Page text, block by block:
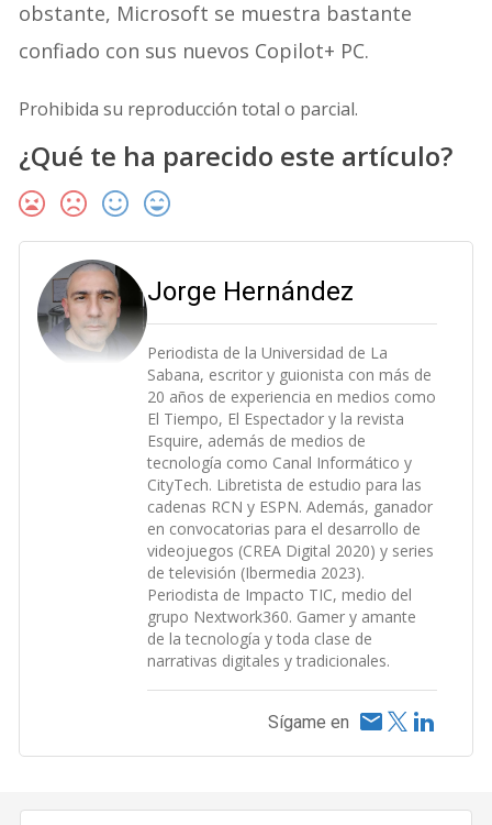
obstante, Microsoft se muestra bastante
confiado con sus nuevos Copilot+ PC.
Prohibida su reproducción total o parcial.
¿Qué te ha parecido este artículo?
Jorge Hernández
Periodista de la Universidad de La
Sabana, escritor y guionista con más de
20 años de experiencia en medios como
El Tiempo, El Espectador y la revista
Esquire, además de medios de
tecnología como Canal Informático y
CityTech. Libretista de estudio para las
cadenas RCN y ESPN. Además, ganador
en convocatorias para el desarrollo de
videojuegos (CREA Digital 2020) y series
de televisión (Ibermedia 2023).
Periodista de Impacto TIC, medio del
grupo Nextwork360. Gamer y amante
de la tecnología y toda clase de
narrativas digitales y tradicionales.
Sígame en